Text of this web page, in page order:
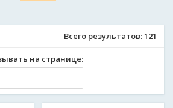
Всего результатов:121
на странице: